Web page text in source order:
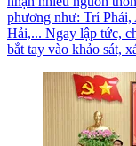
phương như: Trí
Hải,... Ngay lập tức,
bắt tay vào khảo sát,